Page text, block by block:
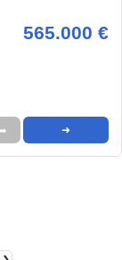
565.000 €
➜